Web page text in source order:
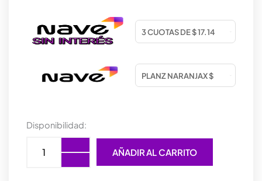
Disponibilidad:
MOUSE
ZOWIE
ZA11-
AÑADIR AL CARRITO